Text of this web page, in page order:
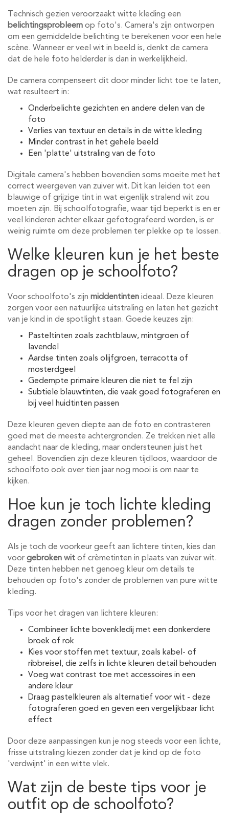
Technisch gezien veroorzaakt witte kleding een
belichtingsprobleem op foto's. Camera's zijn ontworpen
om een gemiddelde belichting te berekenen voor een hele
scène. Wanneer er veel wit in beeld is, denkt de camera
dat de hele foto helderder is dan in werkelijkheid.
De camera compenseert dit door minder licht toe te laten,
wat resulteert in:
Onderbelichte gezichten en andere delen van de
foto
Verlies van textuur en details in de witte kleding
Minder contrast in het gehele beeld
Een 'platte' uitstraling van de foto
Digitale camera's hebben bovendien soms moeite met het
correct weergeven van zuiver wit. Dit kan leiden tot een
blauwige of grijzige tint in wat eigenlijk stralend wit zou
moeten zijn. Bij schoolfotografie, waar tijd beperkt is en er
veel kinderen achter elkaar gefotografeerd worden, is er
weinig ruimte om deze problemen ter plekke op te lossen.
Welke kleuren kun je het beste
dragen op je schoolfoto?
Voor schoolfoto's zijn middentinten ideaal. Deze kleuren
zorgen voor een natuurlijke uitstraling en laten het gezicht
van je kind in de spotlight staan. Goede keuzes zijn:
Pasteltinten zoals zachtblauw, mintgroen of
lavendel
Aardse tinten zoals olijfgroen, terracotta of
mosterdgeel
Gedempte primaire kleuren die niet te fel zijn
Subtiele blauwtinten, die vaak goed fotograferen en
bij veel huidtinten passen
Deze kleuren geven diepte aan de foto en contrasteren
goed met de meeste achtergronden. Ze trekken niet alle
aandacht naar de kleding, maar ondersteunen juist het
geheel. Bovendien zijn deze kleuren tijdloos, waardoor de
schoolfoto ook over tien jaar nog mooi is om naar te
kijken.
Hoe kun je toch lichte kleding
dragen zonder problemen?
Als je toch de voorkeur geeft aan lichtere tinten, kies dan
voor gebroken wit of crèmetinten in plaats van zuiver wit.
Deze tinten hebben net genoeg kleur om details te
behouden op foto's zonder de problemen van pure witte
kleding.
Tips voor het dragen van lichtere kleuren:
Combineer lichte bovenkledij met een donkerdere
broek of rok
Kies voor stoffen met textuur, zoals kabel- of
ribbreisel, die zelfs in lichte kleuren detail behouden
Voeg wat contrast toe met accessoires in een
andere kleur
Draag pastelkleuren als alternatief voor wit - deze
fotograferen goed en geven een vergelijkbaar licht
effect
Door deze aanpassingen kun je nog steeds voor een lichte,
frisse uitstraling kiezen zonder dat je kind op de foto
'verdwijnt' in een witte vlek.
Wat zijn de beste tips voor je
outfit op de schoolfoto?